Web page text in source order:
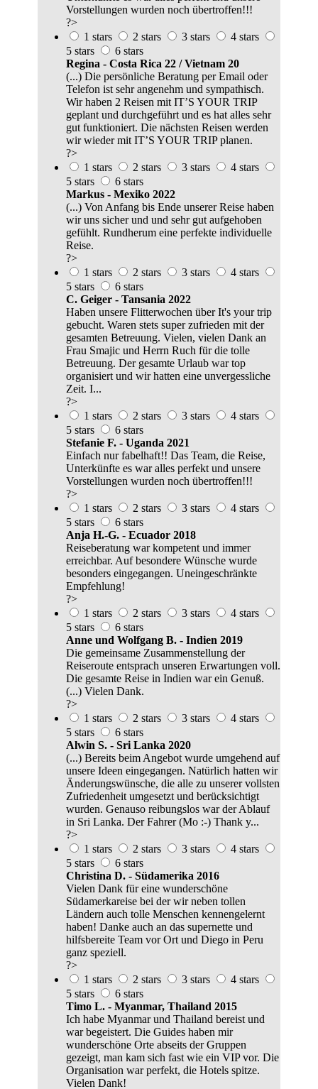
Vorstellungen wurden noch übertroffen!!!
?>
1 stars
2 stars 3 stars
4 stars
5 stars
6 stars
Regina - Costa Rica 22 / Vietnam 20
(...) Die persönliche Beratung per Email oder
Telefon ist sehr angenehm und sympathisch.
Wir haben 2 Reisen mit IT’S YOUR TRIP
geplant und durchgeführt und es hat alles sehr
gut funktioniert. Die nächsten Reisen werden
wir wieder mit IT’S YOUR TRIP planen.
?>
1 stars
2 stars 3 stars
4 stars
5 stars
6 stars
Markus - Mexiko 2022
(...) Von Anfang bis Ende unserer Reise haben
wir uns sicher und und sehr gut aufgehoben
gefühlt. Rundherum eine perfekte individuelle
Reise.
?>
1 stars
2 stars 3 stars
4 stars
5 stars
6 stars
C. Geiger - Tansania 2022
Haben unsere Flitterwochen über It's your trip
gebucht. Waren stets super zufrieden mit der
gesamten Betreuung. Vielen, vielen Dank an
Frau Smajic und Herrn Ruch für die tolle
Betreuung. Der gesamte Urlaub war top
organisiert und wir hatten eine unvergessliche
Zeit. I...
?>
1 stars
2 stars 3 stars
4 stars
5 stars
6 stars
Stefanie F. - Uganda 2021
Einfach nur fabelhaft!! Das Team, die Reise,
Unterkünfte es war alles perfekt und unsere
Vorstellungen wurden noch übertroffen!!!
?>
1 stars
2 stars 3 stars
4 stars
5 stars
6 stars
Anja H.-G. - Ecuador 2018
Reiseberatung war kompetent und immer
erreichbar. Auf besondere Wünsche wurde
besonders eingegangen. Uneingeschränkte
Empfehlung!
?>
1 stars
2 stars 3 stars
4 stars
5 stars
6 stars
Anne und Wolfgang B. - Indien 2019
Die gemeinsame Zusammenstellung der
Reiseroute entsprach unseren Erwartungen voll.
Die gesamte Reise in Indien war ein Genuß.
(...) Vielen Dank.
?>
1 stars
2 stars 3 stars
4 stars
5 stars
6 stars
Alwin S. - Sri Lanka 2020
(...) Bereits beim Angebot wurde umgehend auf
unsere Ideen eingegangen. Natürlich hatten wir
Änderungswünsche, die alle zu unserer vollsten
Zufriedenheit umgesetzt und berücksichtigt
wurden. Genauso reibungslos war der Ablauf
in Sri Lanka. Der Fahrer (Mo :-) Thank y...
?>
1 stars
2 stars 3 stars
4 stars
5 stars
6 stars
Christina D. - Südamerika 2016
Vielen Dank für eine wunderschöne
Südamerkareise bei der wir neben tollen
Ländern auch tolle Menschen kennengelernt
haben! Danke auch an das supernette und
hilfsbereite Team vor Ort und Diego in Peru
ganz speziell.
?>
1 stars
2 stars 3 stars
4 stars
5 stars
6 stars
Timo L. - Myanmar, Thailand 2015
Ich habe Myanmar und Thailand bereist und
war begeistert. Die Guides haben mir
wunderschöne Orte abseits der Gruppen
gezeigt, man kam sich fast wie ein VIP vor. Die
Organisation war perfekt, die Hotels spitze.
Vielen Dank!